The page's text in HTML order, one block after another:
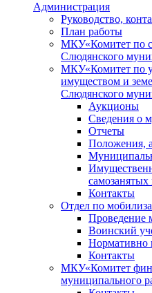
Администрация
Руководство,
План работы
МКУ«Комитет по
Слюдянского
МКУ«Комитет по
имуществом и
Слюдянского
Аукционы
Сведения о
Отчеты
Положения,
самозанятых
Контакты
Отдел по
Проведение
Воинский
Нормативно
Контакты
МКУ«Комитет
муниципального